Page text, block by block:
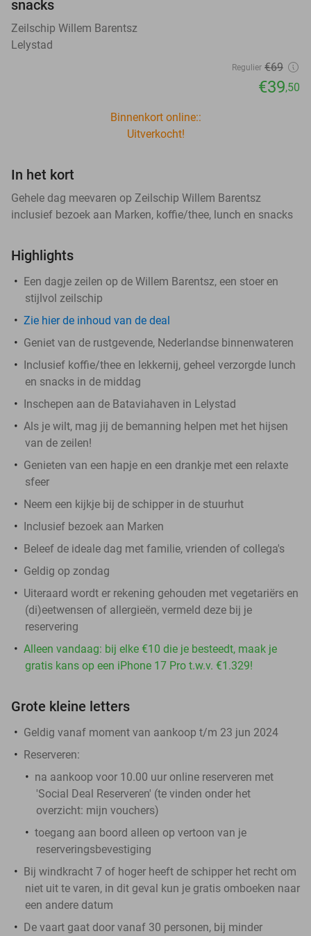
snacks
Zeilschip Willem Barentsz
Lelystad
Regulier €69
€39,50
Binnenkort online::
Uitverkocht!
In het kort
Gehele dag meevaren op Zeilschip Willem Barentsz
inclusief bezoek aan Marken, koffie/thee, lunch en snacks
Highlights
Een dagje zeilen op de Willem Barentsz, een stoer en
stijlvol zeilschip
Zie hier de inhoud van de deal
Geniet van de rustgevende, Nederlandse binnenwateren
Inclusief koffie/thee en lekkernij, geheel verzorgde lunch
en snacks in de middag
Inschepen aan de Bataviahaven in Lelystad
Als je wilt, mag jij de bemanning helpen met het hijsen
van de zeilen!
Genieten van een hapje en een drankje met een relaxte
sfeer
Neem een kijkje bij de schipper in de stuurhut
Inclusief bezoek aan Marken
Beleef de ideale dag met familie, vrienden of collega's
Geldig op zondag
Uiteraard wordt er rekening gehouden met vegetariërs en
(di)eetwensen of allergieën, vermeld deze bij je
reservering
Alleen vandaag: bij elke €10 die je besteedt, maak je
gratis kans op een iPhone 17 Pro t.w.v. €1.329!
Grote kleine letters
Geldig vanaf moment van aankoop t/m 23 jun 2024
Reserveren:
na aankoop voor 10.00 uur online reserveren met
'Social Deal Reserveren' (te vinden onder het
overzicht: mijn vouchers)
toegang aan boord alleen op vertoon van je
reserveringsbevestiging
Bij windkracht 7 of hoger heeft de schipper het recht om
niet uit te varen, in dit geval kun je gratis omboeken naar
een andere datum
De vaart gaat door vanaf 30 personen, bij minder